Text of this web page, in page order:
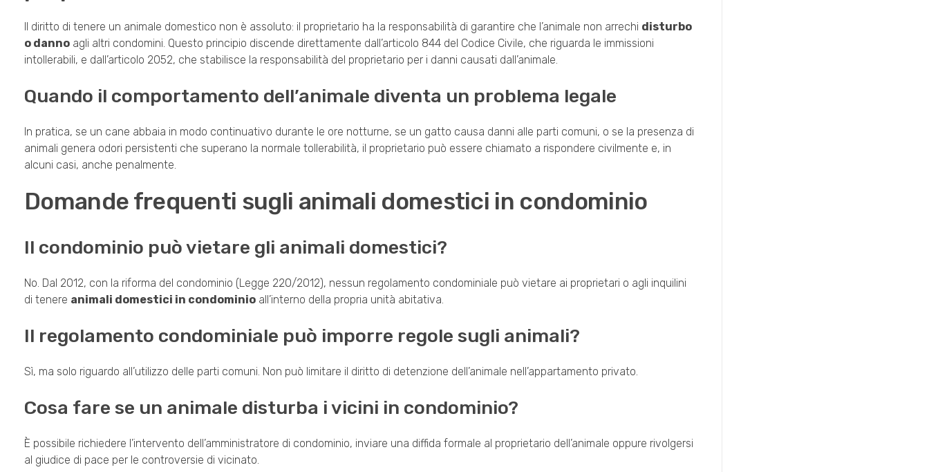
Il diritto di tenere un animale domestico non è assoluto: il proprietario ha la responsabilità di garantire che l’animale non arrechi disturbo
o danno agli altri condomini. Questo principio discende direttamente dall’articolo 844 del Codice Civile, che riguarda le immissioni
intollerabili, e dall’articolo 2052, che stabilisce la responsabilità del proprietario per i danni causati dall’animale.
Quando il comportamento dell’animale diventa un problema legale
In pratica, se un cane abbaia in modo continuativo durante le ore notturne, se un gatto causa danni alle parti comuni, o se la presenza di
animali genera odori persistenti che superano la normale tollerabilità, il proprietario può essere chiamato a rispondere civilmente e, in
alcuni casi, anche penalmente.
Domande frequenti sugli animali domestici in condominio
Il condominio può vietare gli animali domestici?
No. Dal 2012, con la riforma del condominio (Legge 220/2012), nessun regolamento condominiale può vietare ai proprietari o agli inquilini
di tenere animali domestici in condominio all’interno della propria unità abitativa.
Il regolamento condominiale può imporre regole sugli animali?
Sì, ma solo riguardo all’utilizzo delle parti comuni. Non può limitare il diritto di detenzione dell’animale nell’appartamento privato.
Cosa fare se un animale disturba i vicini in condominio?
È possibile richiedere l’intervento dell’amministratore di condominio, inviare una diffida formale al proprietario dell’animale oppure rivolgersi
al giudice di pace per le controversie di vicinato.